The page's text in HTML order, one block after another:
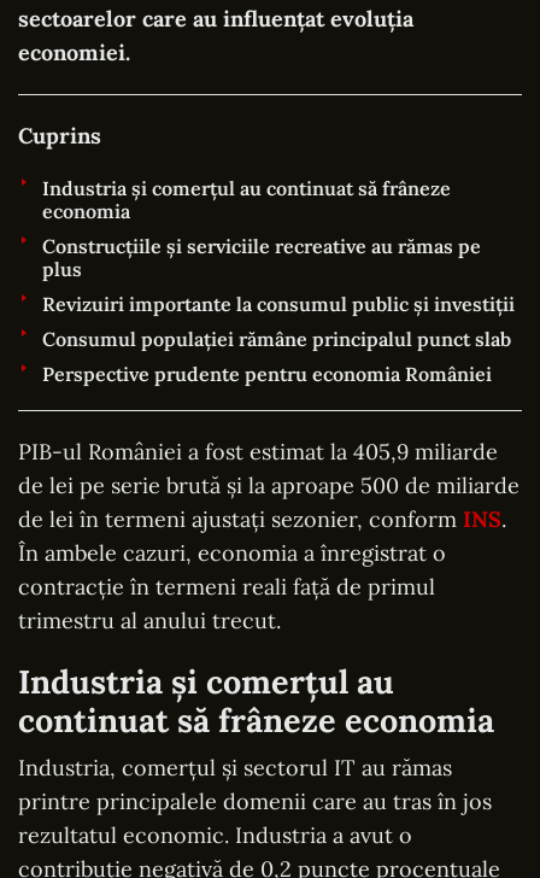
sectoarelor care au influențat evoluția
economiei.
Cuprins
Industria și comerțul au continuat să frâneze
economia
Construcțiile și serviciile recreative au rămas pe
plus
Revizuiri importante la consumul public și investiții
Consumul populației rămâne principalul punct slab
Perspective prudente pentru economia României
PIB-ul României a fost estimat la 405,9 miliarde
de lei pe serie brută și la aproape 500 de miliarde
de lei în termeni ajustați sezonier, conform INS.
În ambele cazuri, economia a înregistrat o
contracție în termeni reali față de primul
trimestru al anului trecut.
Industria și comerțul au
continuat să frâneze economia
Industria, comerțul și sectorul IT au rămas
printre principalele domenii care au tras în jos
rezultatul economic. Industria a avut o
contribuție negativă de 0,2 puncte procentuale